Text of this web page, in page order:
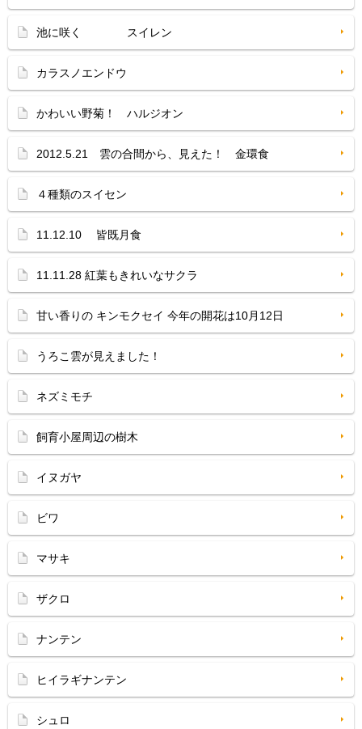
池に咲く スイレン
カラスノエンドウ
かわいい野菊！ ハルジオン
2012.5.21 雲の合間から、見えた！ 金環食
４種類のスイセン
11.12.10 皆既月食
11.11.28 紅葉もきれいなサクラ
甘い香りの キンモクセイ 今年の開花は10月12日
うろこ雲が見えました！
ネズミモチ
飼育小屋周辺の樹木
イヌガヤ
ビワ
マサキ
ザクロ
ナンテン
ヒイラギナンテン
シュロ